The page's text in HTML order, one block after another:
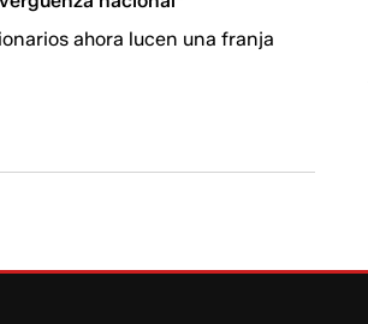
ahora lucen una franja